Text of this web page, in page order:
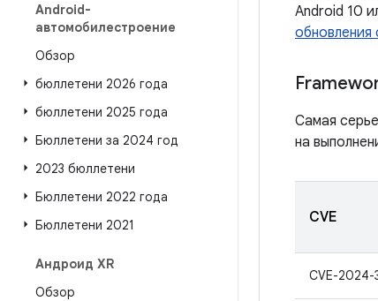
Android-
автомобилестроение
Обзор
бюллетени 2026 года
бюллетени 2025 года
Бюллетени за 2024 год
2023 бюллетени
Бюллетени 2022 года
Бюллетени 2021
Андроид XR
Обзор
Android 10
обновления
Самая
на
CVE
CVE-2024-